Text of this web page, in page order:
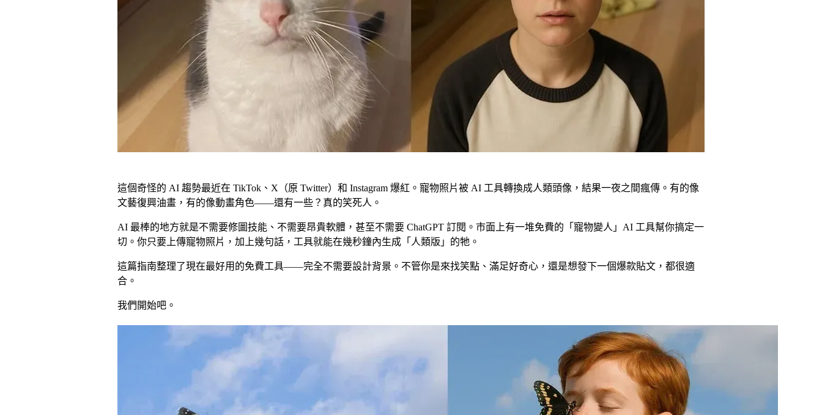
這個奇怪的 AI 趨勢最近在 TikTok、X（原 Twitter）和 Instagram 爆紅。寵物照片被 AI 工具轉換成人類頭像，結果一夜之間瘋傳。有的像
文藝復興油畫，有的像動畫角色——還有一些？真的笑死人。
AI 最棒的地方就是不需要修圖技能、不需要昂貴軟體，甚至不需要 ChatGPT 訂閱。市面上有一堆免費的「寵物變人」AI 工具幫你搞定一
切。你只要上傳寵物照片，加上幾句話，工具就能在幾秒鐘內生成「人類版」的牠。
這篇指南整理了現在最好用的免費工具——完全不需要設計背景。不管你是來找笑點、滿足好奇心，還是想發下一個爆款貼文，都很適
合。
我們開始吧。